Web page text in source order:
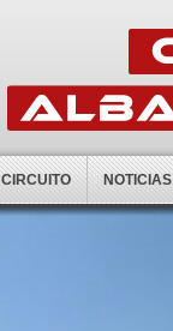
CIRCUITO NOTICIAS